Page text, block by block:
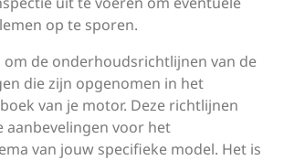
op te sporen.
om de onderhoudsrichtlijnen van de
die zijn opgenomen in het
van je motor. Deze richtlijnen
aanbevelingen voor het
van jouw specifieke model. Het is